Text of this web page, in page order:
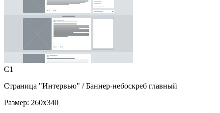
C1
Страница "Интервью" / Баннер-небоскреб главный
Размер: 260x340